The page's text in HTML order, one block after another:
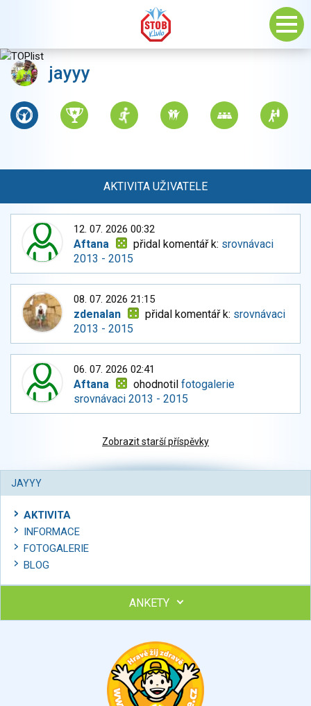
jayyy
AKTIVITA UŽIVATELE
12. 07. 2026 00:32
Aftana přidal komentář k: srovnávaci
2013 - 2015
08. 07. 2026 21:15
zdenalan přidal komentář k: srovnávaci
2013 - 2015
06. 07. 2026 02:41
Aftana ohodnotilfotogalerie
srovnávaci 2013 - 2015
Zobrazit starší příspěvky
JAYYY
AKTIVITA
INFORMACE
FOTOGALERIE
BLOG
ANKETY